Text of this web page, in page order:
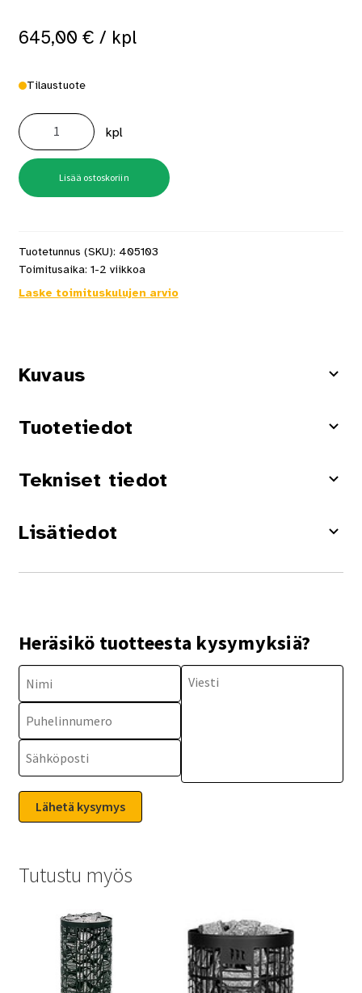
645,00 € / kpl
Tilaustuote
Mondex
Tahko
M
10,5
kW
teräs
määrä
kpl
Lisää ostoskoriin
Tuotetunnus (SKU): 405103
Toimitusaika: 1-2 viikkoa
Laske toimituskulujen arvio
Kuvaus
Tuotetiedot
Tekniset tiedot
Lisätiedot
Heräsikö tuotteesta kysymyksiä?
Tutustu myös